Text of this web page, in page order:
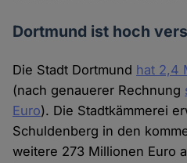
Dortmund ist hoch
Die Stadt Dortmund hat 2,4
(nach genauerer Rechnung
Euro). Die Stadtkämmerei
Schuldenberg in den
weitere 273 Millionen Euro